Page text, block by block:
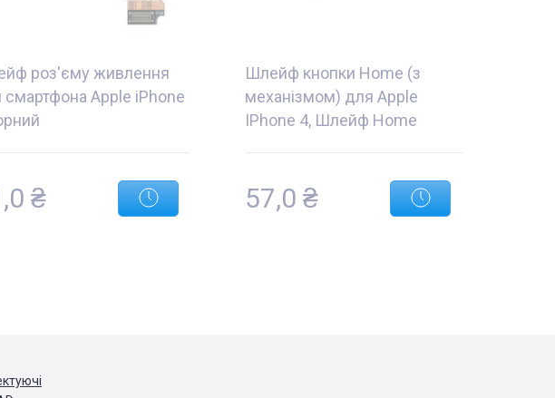
роз'єму живлення
смартфона Apple iPhone
₴
Шлейф кнопки Home (з
механізмом) для Apple
IPhone 4, Шлейф Home
57,0 ₴